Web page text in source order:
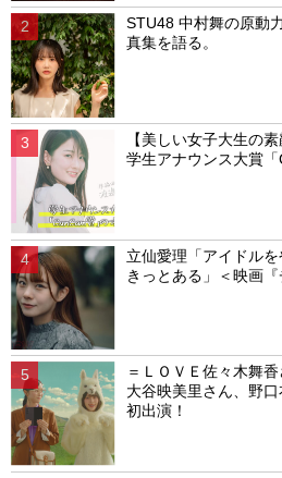
STU48 中村舞の原動
真集を語る。
【美しい女子大生の
学生アナウンス大賞
立仙愛理「アイドル
きっとある」＜映画
＝ＬＯＶＥ佐々木舞
大谷映美里さん、野
初出演！